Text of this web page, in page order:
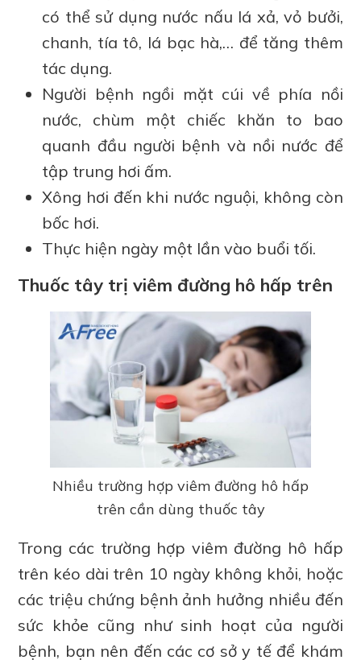
có thể sử dụng nước nấu lá xả, vỏ bưởi,
chanh, tía tô, lá bạc hà,… để tăng thêm
tác dụng.
Người bệnh ngồi mặt cúi về phía nồi
nước, chùm một chiếc khăn to bao
quanh đầu người bệnh và nồi nước để
tập trung hơi ấm.
Xông hơi đến khi nước nguội, không còn
bốc hơi.
Thực hiện ngày một lần vào buổi tối.
Thuốc tây trị viêm đường hô hấp trên
Nhiều trường hợp viêm đường hô hấp
trên cần dùng thuốc tây
Trong các trường hợp viêm đường hô hấp
trên kéo dài trên 10 ngày không khỏi, hoặc
các triệu chứng bệnh ảnh hưởng nhiều đến
sức khỏe cũng như sinh hoạt của người
bệnh, bạn nên đến các cơ sở y tế để khám